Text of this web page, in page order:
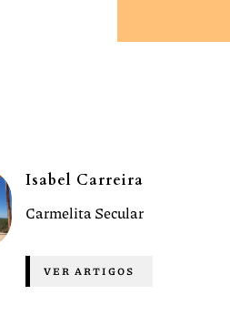
Isabel Carreira
Carmelita Secular
VER ARTIGOS